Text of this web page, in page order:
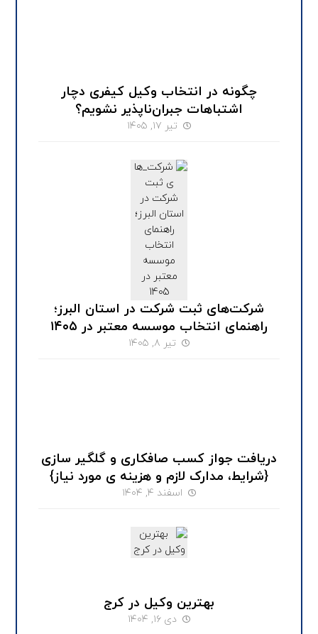
چگونه در انتخاب وکیل کیفری دچار
اشتباهات جبران‌ناپذیر نشویم؟
تیر ۱۷, ۱۴۰۵
شرکت‌های ثبت شرکت در استان البرز؛
راهنمای انتخاب موسسه معتبر در ۱۴۰۵
تیر ۸, ۱۴۰۵
دریافت جواز کسب صافکاری و گلگیر سازی
{شرایط، مدارک لازم و هزینه ی مورد نیاز}
اسفند ۴, ۱۴۰۴
بهترین وکیل در کرج
دی ۱۶, ۱۴۰۴